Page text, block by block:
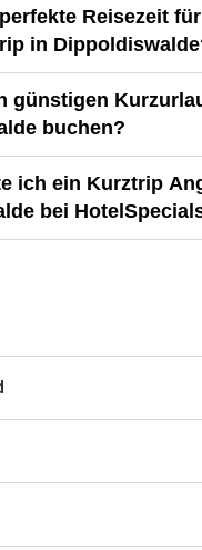
Reisezeit für
in
günstigen
buchen?
ich ein Kurztrip
bei